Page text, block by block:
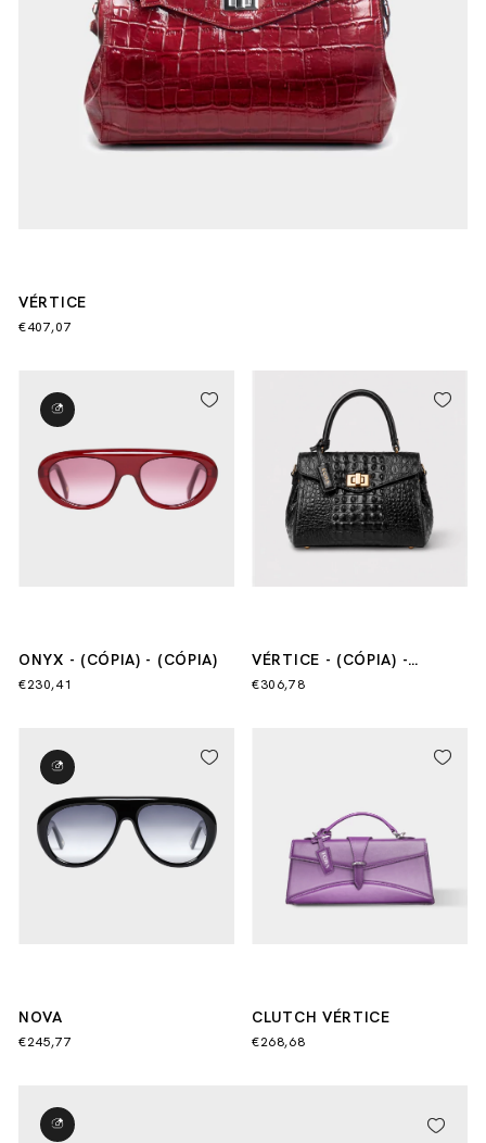
VÉRTICE
€407,07
ONYX - (CÓPIA) - (CÓPIA)
€230,41
VÉRTICE - (CÓPIA) -
(CÓPIA) - (CÓPIA)
€306,78
NOVA
€245,77
CLUTCH VÉRTICE
€268,68